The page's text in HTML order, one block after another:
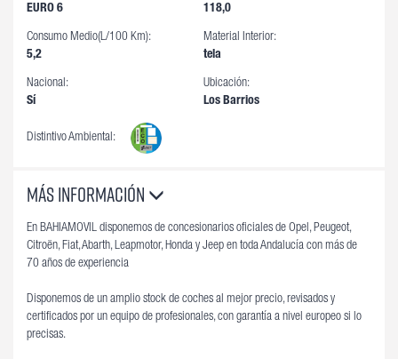
EURO 6 118,0
Consumo Medio(l/100 Km):
5,2
Material Interior:
tela
Nacional:
Sí
Ubicación:
Los Barrios
Distintivo Ambiental:
Más información
En BAHIAMOVIL disponemos de concesionarios oficiales de Opel, Peugeot,
Citroën, Fiat, Abarth, Leapmotor, Honda y Jeep en toda Andalucía con más de
70 años de experiencia
Disponemos de un amplio stock de coches al mejor precio, revisados y
certificados por un equipo de profesionales, con garantía a nivel europeo si lo
precisas.